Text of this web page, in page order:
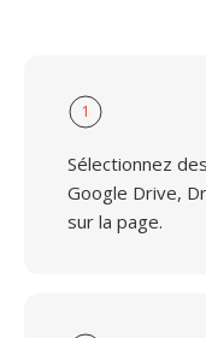
1
Sélectionnez
Google Drive,
sur la page.